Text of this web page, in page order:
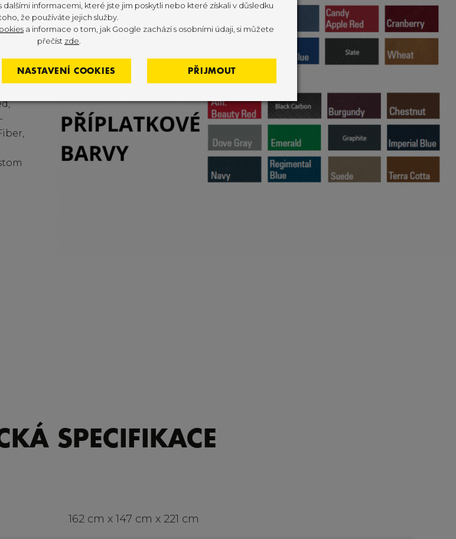
SPECIFIKACE
162 cm x 147 cm x 221 cm
informacemi, které jste jim poskytli nebo které získali v důsledku
že používáte jejich služby.
a informace o tom, jak Google zachází s osobními údaji, si můžete
přečíst zde
NASTAVENÍ COOKIES PŘIJMOUT